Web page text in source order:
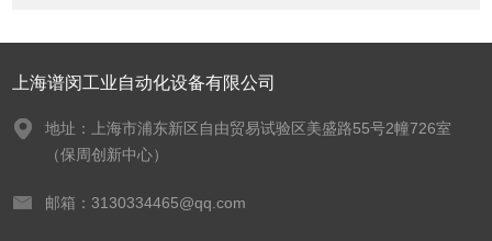
上海谱闵工业自动化设备有限公司
地址：上海市浦东新区自由贸易试验区美盛路55号2幢726室
（保周创新中心）
邮箱：3130334465@qq.com